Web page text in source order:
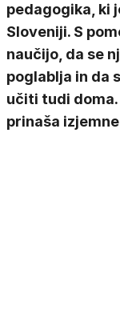
pedagogika, ki
Sloveniji. S
naučijo, da se
poglablja in da
učiti tudi
prinaša